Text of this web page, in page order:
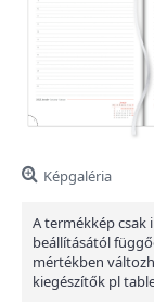
Képgaléria
A termékkép csak
beállításától
mértékben
kiegészítők pl